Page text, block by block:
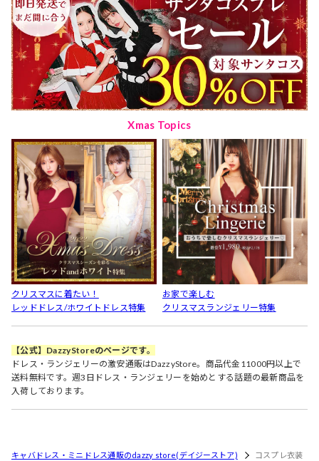
Xmas Topics
クリスマスに着たい！
レッドドレス/ホワイトドレス特集
お家で楽しむ
クリスマスランジェリー特集
【公式】DazzyStoreのページです。
ドレス・ランジェリーの激安通販はDazzyStore。商品代金11000円以上で
送料無料です。週3日ドレス・ランジェリーを始めとする話題の最新商品を
入荷しております。
キャバドレス・ミニドレス通販のdazzy store(デイジーストア) コスプレ衣装